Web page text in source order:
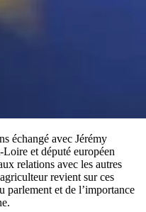
échangé avec Jérémy
et député européen
relations avec les autres
revient sur ces
parlement et de l’importance